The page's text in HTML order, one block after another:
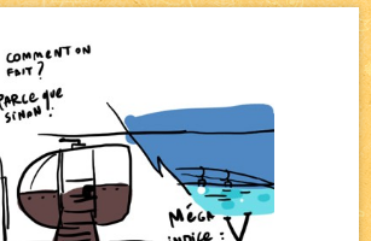
Bazar
Beyond the cliff (suite)